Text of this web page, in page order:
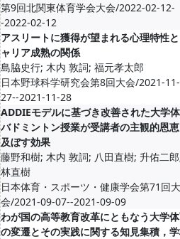
第9回北関東体育学会大会/2022-02-12-
-2022-02-12
アスリートに獲得が望まれる心理特性
ャリア成熟の関係
島脇史行; 木内 敦詞; 福元孝太郎
日本野球科学研究会第8回大会/2021-11-
27--2021-11-28
ADDIEモデルに基づき改善された大学
バドミントン授業が受講者の主観的恩
及ぼす効果
藤野和樹; 木内 敦詞; 八田直樹; 升佑二
林直樹
日本体育・スポーツ・健康学会第71回大
会/2021-09-07--2021-09-09
わが国の高等教育改革にともなう大学
の変遷とその実践に関する知見集積，